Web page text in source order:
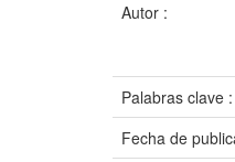
Autor :
Palabras clave :
Fecha de